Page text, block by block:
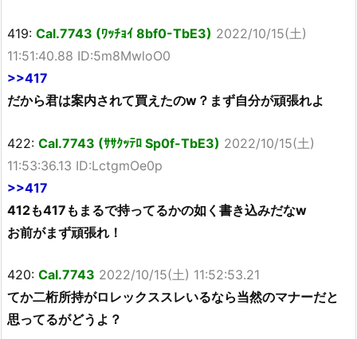
419: Cal.7743 (ﾜｯﾁｮｲ 8bf0-TbE3) 2022/10/15(土)
11:51:40.88 ID:5m8MwloO0
>>417
だから君は案内されて買えたのw？まず自分が頑張れよ
422: Cal.7743 (ｻｻｸｯﾃﾛ Sp0f-TbE3) 2022/10/15(土)
11:53:36.13 ID:LctgmOe0p
>>417
412も417もまるで持ってるかの如く書き込みだなw
お前がまず頑張れ！
420: Cal.7743 2022/10/15(土) 11:52:53.21
てか二桁所持がロレックススレいるなら当然のマナーだと
思ってるがどうよ？